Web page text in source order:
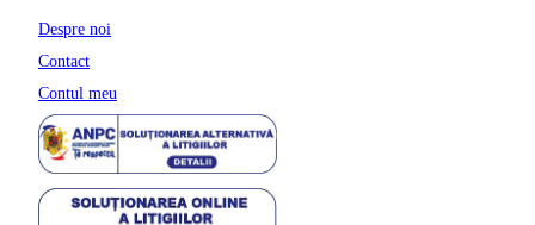
Despre noi
Contact
Contul meu